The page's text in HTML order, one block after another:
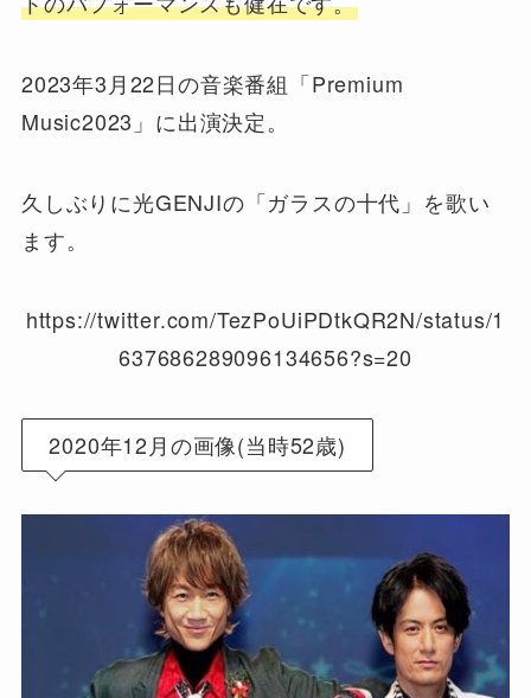
2023年3月22日の音楽番組「Premium
Music2023」に出演決定。
久しぶりに光GENJIの「ガラスの十代」を歌い
ます。
https://twitter.com/TezPoUiPDtkQR2N/status/1
637686289096134656?s=20
2020年12月の画像(当時52歳)